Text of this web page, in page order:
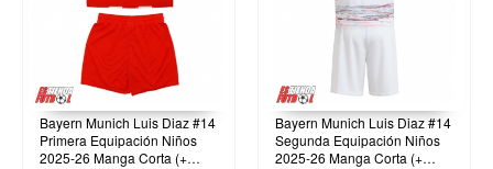
Bayern Munich Luis Diaz #14
Primera Equipación Niños
2025-26 Manga Corta (+
Bayern Munich Luis Diaz #14
Segunda Equipación Niños
2025-26 Manga Corta (+